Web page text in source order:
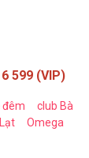
599 (VIP)
đêm
club Bà
Omega